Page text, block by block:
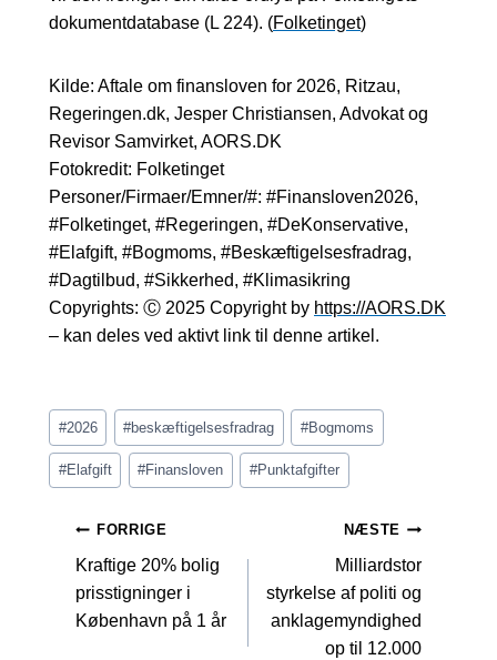
dokumentdatabase (L 224). (Folketinget)
Kilde: Aftale om finansloven for 2026, Ritzau,
Regeringen.dk, Jesper Christiansen, Advokat og
Revisor Samvirket, AORS.DK
Fotokredit: Folketinget
Personer/Firmaer/Emner/#: #Finansloven2026,
#Folketinget, #Regeringen, #DeKonservative,
#Elafgift, #Bogmoms, #Beskæftigelsesfradrag,
#Dagtilbud, #Sikkerhed, #Klimasikring
Copyrights: Ⓒ 2025 Copyright by https://AORS.DK
– kan deles ved aktivt link til denne artikel.
Indlæg-
tags:
#2026 #beskæftigelsesfradrag #Bogmoms
#Elafgift #Finansloven #Punktafgifter
INDLÆGSNAVIGATION
FORRIGE
Kraftige 20% bolig
prisstigninger i
København på 1 år
NÆSTE
Milliardstor
styrkelse af politi og
anklagemyndighed
op til 12.000